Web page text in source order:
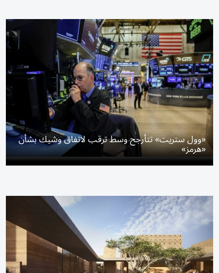
«وول ستريت» تتأرجح وسط ترقب لاتفاق وشيك بشأن
«هرمز»